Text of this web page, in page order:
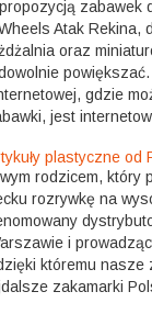
zabawek
Atak Rekina,
oraz
gdzie
jest
plastyczne od
rodzicem, który
rozrywkę na
i
któremu nasze
zakamarki